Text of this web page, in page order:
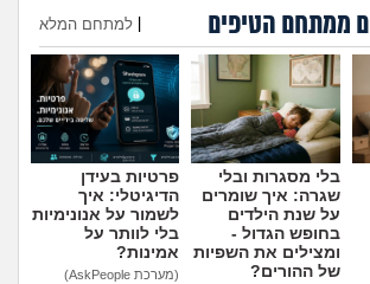
ממתחם הטיפים למתחם המלא
הוספת טיפ
בלי מסגרות ובלי
שגרה: איך שומרים
על שנת הילדים
בחופש הגדול -
ומצילים את השפיות
של ההורים?
פרטיות בעידן
הדיגיטלי: איך
לשמור על אנונימיות
בלי לוותר על
אמינות?
(מערכת AskPeople)